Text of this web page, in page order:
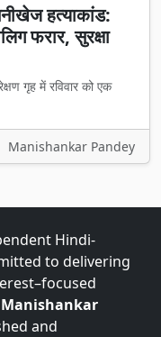
हत्याकांड:
फरार, सुरक्षा
गृह में रविवार को एक
Manishankar Pandey
Hindi-
to delivering
Manishankar
and